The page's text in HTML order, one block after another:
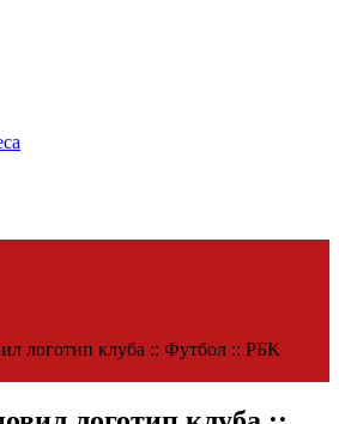
логотип клуба :: Футбол :: РБК